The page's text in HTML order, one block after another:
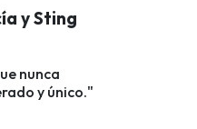
y Sting
nunca
y único."